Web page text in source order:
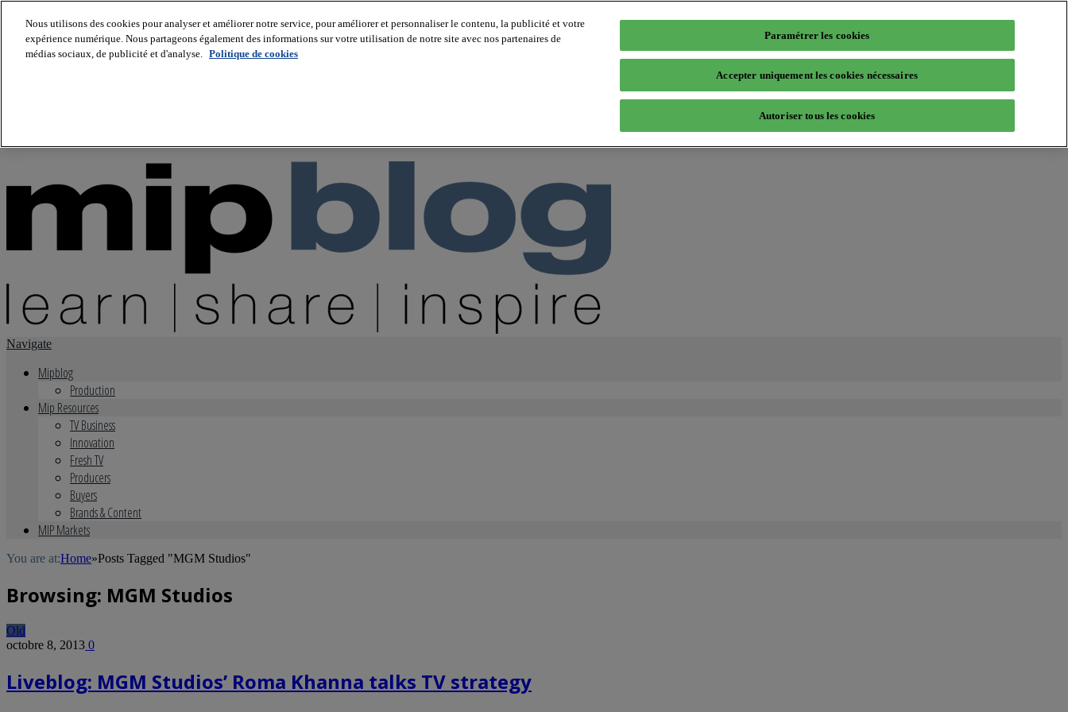
About us
Navigate
Mipblog
Production
Mip Resources
TV Business
Innovation
Fresh TV
Producers
Buyers
Brands & Content
MIP Markets
You are at:Home»Posts Tagged "MGM Studios"
Browsing: MGM Studios
Old
octobre 8, 2013 0
Liveblog: MGM Studios’ Roma Khanna talks TV strategy
Nous utilisons des cookies pour analyser et améliorer notre service, pour améliorer et personnaliser le contenu, la publicité et votre
expérience numérique. Nous partageons également des informations sur votre utilisation de notre site avec nos partenaires de
médias sociaux, de publicité et d'analyse. Politique de cookies
Paramétrer les cookies
Accepter uniquement les cookies nécessaires
Autoriser tous les cookies